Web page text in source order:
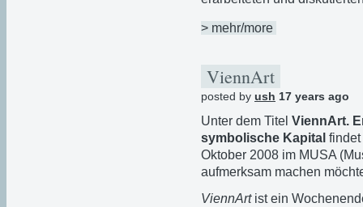
> mehr/more
ViennArt
posted by ush 17 years ago
Unter dem Titel ViennArt.
symbolische Kapital findet
Oktober 2008 im MUSA
aufmerksam machen
ViennArtist ein